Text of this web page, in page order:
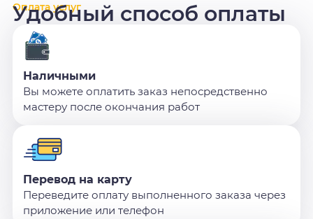
Оплата услуг
Удобный способ оплаты
Наличными
Вы можете оплатить заказ непосредственно
мастеру после окончания работ
Перевод на карту
Переведите оплату выполненного заказа через
приложение или телефон